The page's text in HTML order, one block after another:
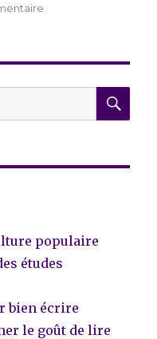
»
il
populaire
études
bien écrire
le goût de lire